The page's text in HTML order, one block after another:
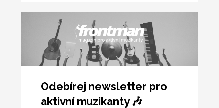
Odebírej newsletter pro
aktivní muzikanty 🎶